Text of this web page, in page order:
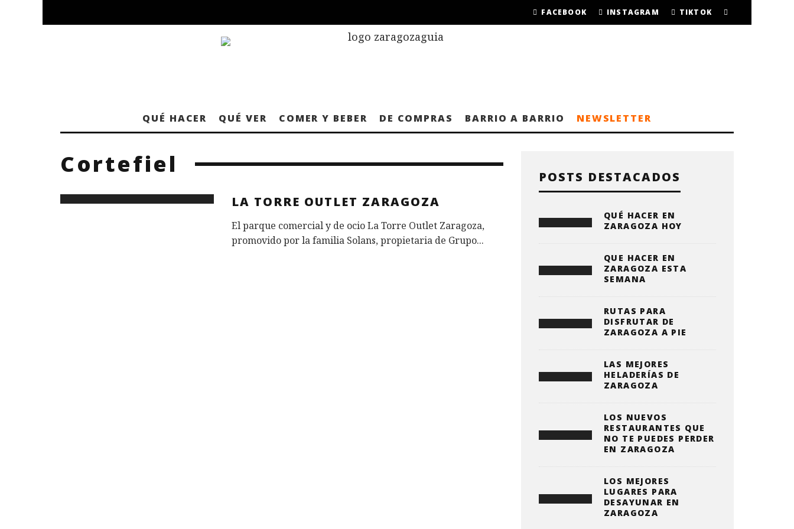
FACEBOOK INSTAGRAM TIKTOK
QUÉ HACER QUÉ VER COMER Y BEBER DE COMPRAS BARRIO A BARRIO NEWSLETTER
Cortefiel
LA TORRE OUTLET ZARAGOZA
El parque comercial y de ocio La Torre Outlet Zaragoza,
promovido por la familia Solans, propietaria de Grupo...
POSTS DESTACADOS
QUÉ HACER EN
ZARAGOZA HOY
QUE HACER EN
ZARAGOZA ESTA
SEMANA
RUTAS PARA
DISFRUTAR DE
ZARAGOZA A PIE
LAS MEJORES
HELADERÍAS DE
ZARAGOZA
LOS NUEVOS
RESTAURANTES QUE
NO TE PUEDES PERDER
EN ZARAGOZA
LOS MEJORES
LUGARES PARA
DESAYUNAR EN
ZARAGOZA